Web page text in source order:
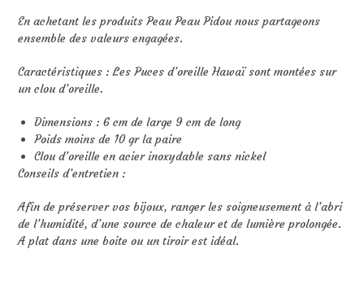
En achetant les produits Peau Peau Pidou nous partageons
ensemble des valeurs engagées.
Caractéristiques : Les Puces d’oreille Hawaï sont montées sur
un clou d’oreille.
Dimensions : 6 cm de large 9 cm de long
Poids moins de 10 gr la paire
Clou d’oreille en acier inoxydable sans nickel
Conseils d’entretien :
Afin de préserver vos bijoux, ranger les soigneusement à l’abri
de l’humidité, d’une source de chaleur et de lumière prolongée.
A plat dans une boite ou un tiroir est idéal.